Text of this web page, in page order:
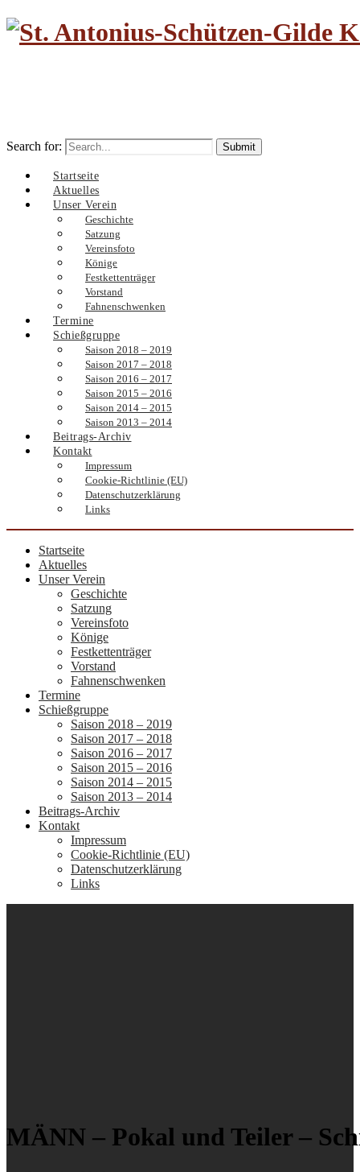
Search for:
Startseite
Aktuelles
Unser Verein
Geschichte
Satzung
Vereinsfoto
Könige
Festkettenträger
Vorstand
Fahnenschwenken
Termine
Schießgruppe
Saison 2018 – 2019
Saison 2017 – 2018
Saison 2016 – 2017
Saison 2015 – 2016
Saison 2014 – 2015
Saison 2013 – 2014
Beitrags-Archiv
Kontakt
Impressum
Cookie-Richtlinie (EU)
Datenschutzerklärung
Links
Startseite
Aktuelles
Unser Verein
Geschichte
Satzung
Vereinsfoto
Könige
Festkettenträger
Vorstand
Fahnenschwenken
Termine
Schießgruppe
Saison 2018 – 2019
Saison 2017 – 2018
Saison 2016 – 2017
Saison 2015 – 2016
Saison 2014 – 2015
Saison 2013 – 2014
Beitrags-Archiv
Kontakt
Impressum
Cookie-Richtlinie (EU)
Datenschutzerklärung
Links
MÄNN – Pokal und Teiler –